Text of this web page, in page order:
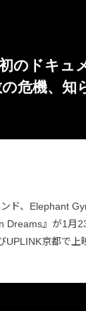
のドキュ
危機、知
ド、Elephant
Dreams』が1月
UPLINK京都で上